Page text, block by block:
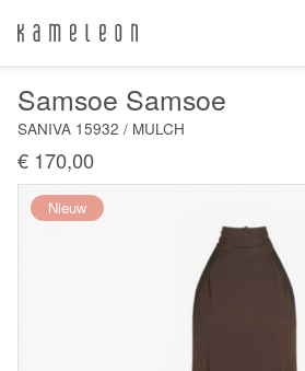
Samsoe Samsoe
SANIVA 15932 / MULCH
€ 170,00
Nieuw